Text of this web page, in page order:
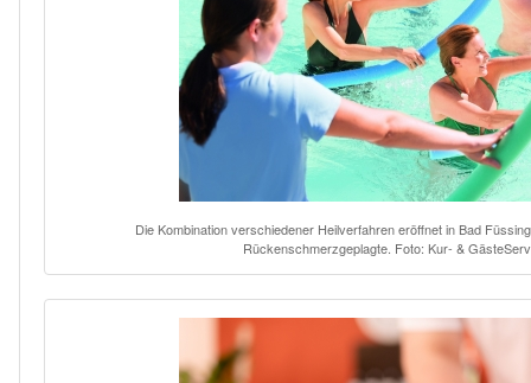
Die Kombination verschiedener Heilverfahren eröffnet in Bad
Rückenschmerzgeplagte. Foto: Kur- &